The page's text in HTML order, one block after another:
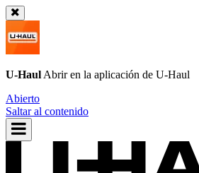
U-Haul Abrir en la aplicación de U-Haul
Abierto
Saltar al contenido